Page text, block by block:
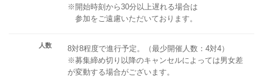
※開始時刻から30分以上遅れる場合は
参加をご遠慮いただいております。
人数
8対8程度で進行予定。（最少開催人数：4対4）
※募集締め切り以降のキャンセルによっては男女差
が変動する場合がございます。